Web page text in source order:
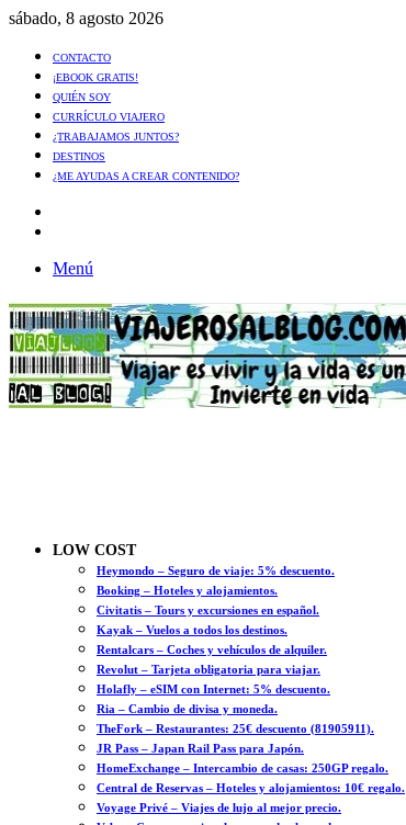
sábado, 8 agosto 2026
CONTACTO
¡EBOOK GRATIS!
QUIÉN SOY
CURRÍCULO VIAJERO
¿TRABAJAMOS JUNTOS?
DESTINOS
¿ME AYUDAS A CREAR CONTENIDO?
Menú
LOW COST
Heymondo – Seguro de viaje: 5% descuento.
Booking – Hoteles y alojamientos.
Civitatis – Tours y excursiones en español.
Kayak – Vuelos a todos los destinos.
Rentalcars – Coches y vehículos de alquiler.
Revolut – Tarjeta obligatoria para viajar.
Holafly – eSIM con Internet: 5% descuento.
Ria – Cambio de divisa y moneda.
TheFork – Restaurantes: 25€ descuento (81905911).
JR Pass – Japan Rail Pass para Japón.
HomeExchange – Intercambio de casas: 250GP regalo.
Central de Reservas – Hoteles y alojamientos: 10€ regalo.
Voyage Privé – Viajes de lujo al mejor precio.